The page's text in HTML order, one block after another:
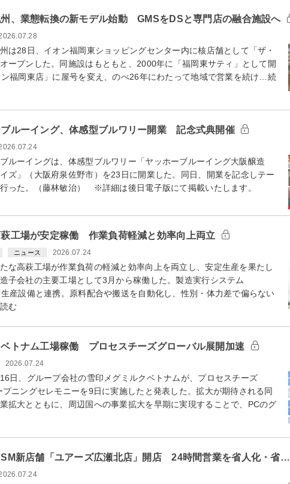
州、業態転換の新モデル始動 GMSをDSと専門店の融合施設へ
は28日、イオン福岡東ショッピングセンター内に核店舗として「ザ・
ープンした。同施設はもともと、2000年に「福岡東サティ」として開
福岡東店」に屋号を変え、のべ26年にわたって地域で営業を続け…続
ブルーイング、体感型ブルワリー開業 記念式典開催
ルーイングは、体感型ブルワリー「ヤッホーブルーイング大阪醸造
ズ」（大阪府泉佐野市）を23日に開業した。同日、開業を記念しテー
った。（藤林敏治） ※詳細は後日電子版にて掲載いたします。
工場が安定稼働 作業負荷軽減と効率向上両立
ニュース 2026.07.24
な高萩工場が作業負荷の軽減と効率向上を両立し、安定生産を果たし
子会社の主要工場として3月から稼働した。製造実行システム
生産設備と連携。原料配合や搬送を自動化し、性別・体力差で偏らない
む
トナム工場稼働 プロセスチーズグローバル展開加速
2026.07.24
日、グループ会社の雪印メグミルクベトナムが、プロセスチーズ
プニングセレモニーを9日に実施したと発表した。拡大が期待される同
拡大とともに、周辺国への事業拡大を早期に実現することで、PCのグ
SM新店舗「ユアーズ広瀬北店」開店 24時間営業を省人化・省…